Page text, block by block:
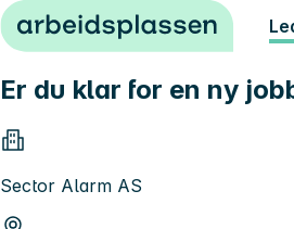
Hopp til innhold
Er du klar for en ny
Sector Alarm AS